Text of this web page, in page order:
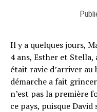
Il y a quelques jours,
4 ans, Esther et Stella,
était ravie d’arriver au
démarche a fait
n’est pas la première
ce pays, puisque